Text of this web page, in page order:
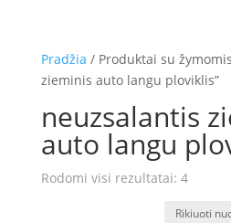
Pradžia / Produktai su
zieminis auto langu ploviklis”
neuzsalantis
auto langu
Rodomi visi rezultatai: 4